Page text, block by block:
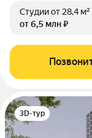
Студииот 28,4 м²
от 6,5 млн ₽
3D-тур